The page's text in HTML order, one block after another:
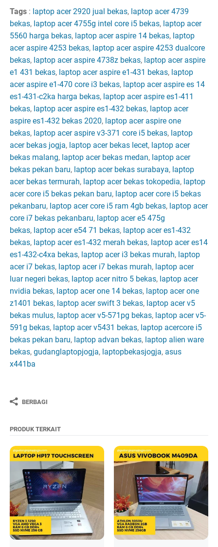
Tags : laptop acer 2920 jual bekas, laptop acer 4739
bekas, laptop acer 4755g intel core i5 bekas, laptop acer
5560 harga bekas, laptop acer aspire 14 bekas, laptop
acer aspire 4253 bekas, laptop acer aspire 4253 dualcore
bekas, laptop acer aspire 4738z bekas, laptop acer aspire
e1 431 bekas, laptop acer aspire e1-431 bekas, laptop
acer aspire e1-470 core i3 bekas, laptop acer aspire es 14
es1-431-c2ka harga bekas, laptop acer aspire es1-411
bekas, laptop acer aspire es1-432 bekas, laptop acer
aspire es1-432 bekas 2020, laptop acer aspire one
bekas, laptop acer aspire v3-371 core i5 bekas, laptop
acer bekas jogja, laptop acer bekas lecet, laptop acer
bekas malang, laptop acer bekas medan, laptop acer
bekas pekan baru, laptop acer bekas surabaya, laptop
acer bekas termurah, laptop acer bekas tokopedia, laptop
acer core i5 bekas pekan baru, laptop acer core i5 bekas
pekanbaru, laptop acer core i5 ram 4gb bekas, laptop acer
core i7 bekas pekanbaru, laptop acer e5 475g
bekas, laptop acer e54 71 bekas, laptop acer es1-432
bekas, laptop acer es1-432 merah bekas, laptop acer es14
es1-432-c4xa bekas, laptop acer i3 bekas murah, laptop
acer i7 bekas, laptop acer i7 bekas murah, laptop acer
luar negeri bekas, laptop acer nitro 5 bekas, laptop acer
nvidia bekas, laptop acer one 14 bekas, laptop acer one
z1401 bekas, laptop acer swift 3 bekas, laptop acer v5
bekas mulus, laptop acer v5-571pg bekas, laptop acer v5-
591g bekas, laptop acer v5431 bekas, laptop acercore i5
bekas pekan baru, laptop advan bekas, laptop alien ware
bekas, gudanglaptopjogja, laptopbekasjogja, asus
x441ba
BERBAGI
PRODUK TERKAIT